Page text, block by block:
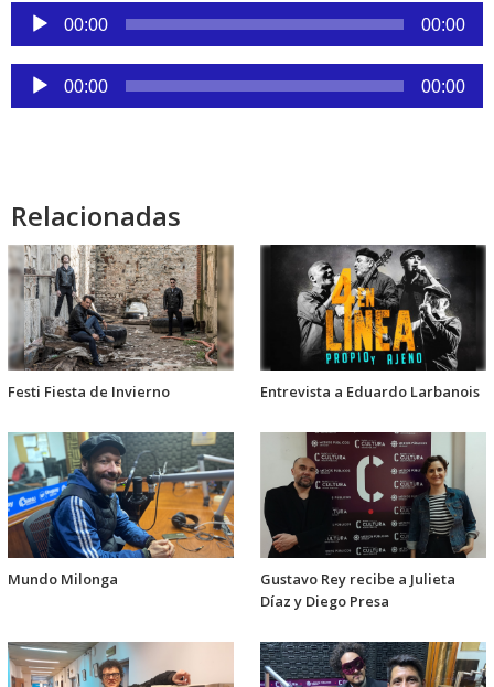
Reproductor
de
audio
00:00 00:00
Reproductor
de
00:00 00:00
Relacionadas
Festi Fiesta de Invierno Entrevista a Eduardo Larbanois
Mundo Milonga
Gustavo Rey recibe a Julieta
Díaz y Diego Presa